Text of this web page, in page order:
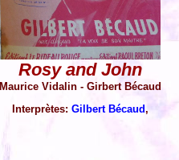
Rosy and John
Maurice Vidalin - Girbert Bécaud
Interprètes: Gilbert Bécaud,